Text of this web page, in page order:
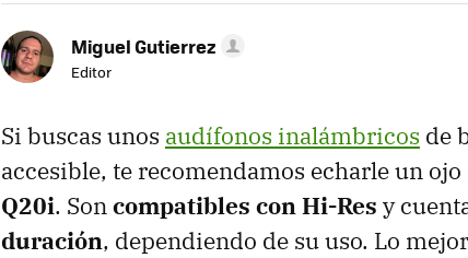
Miguel Gutierrez
Editor
Si buscas unos audífonos inalámbricos de
accesible, te recomendamos echarle un ojo
Q20i. Soncompatibles con Hi-Res y
duración, dependiendo de su uso. Lo